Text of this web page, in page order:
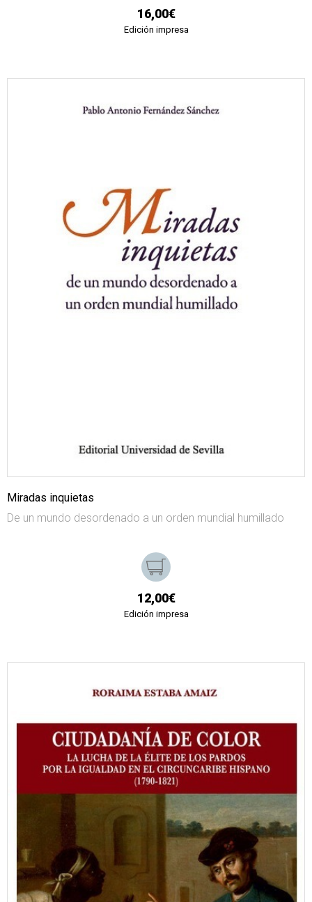
16,00€
Edición impresa
Miradas inquietas
De un mundo desordenado a un orden mundial humillado
12,00€
Edición impresa